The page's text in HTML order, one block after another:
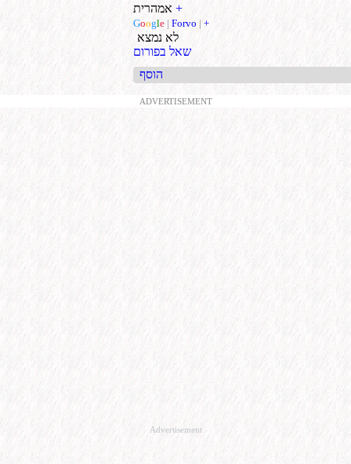
+
Google | Forvo | +
לא נמצא
שאל בפורום
הוסף
ADVERTISEMENT
Advertisement